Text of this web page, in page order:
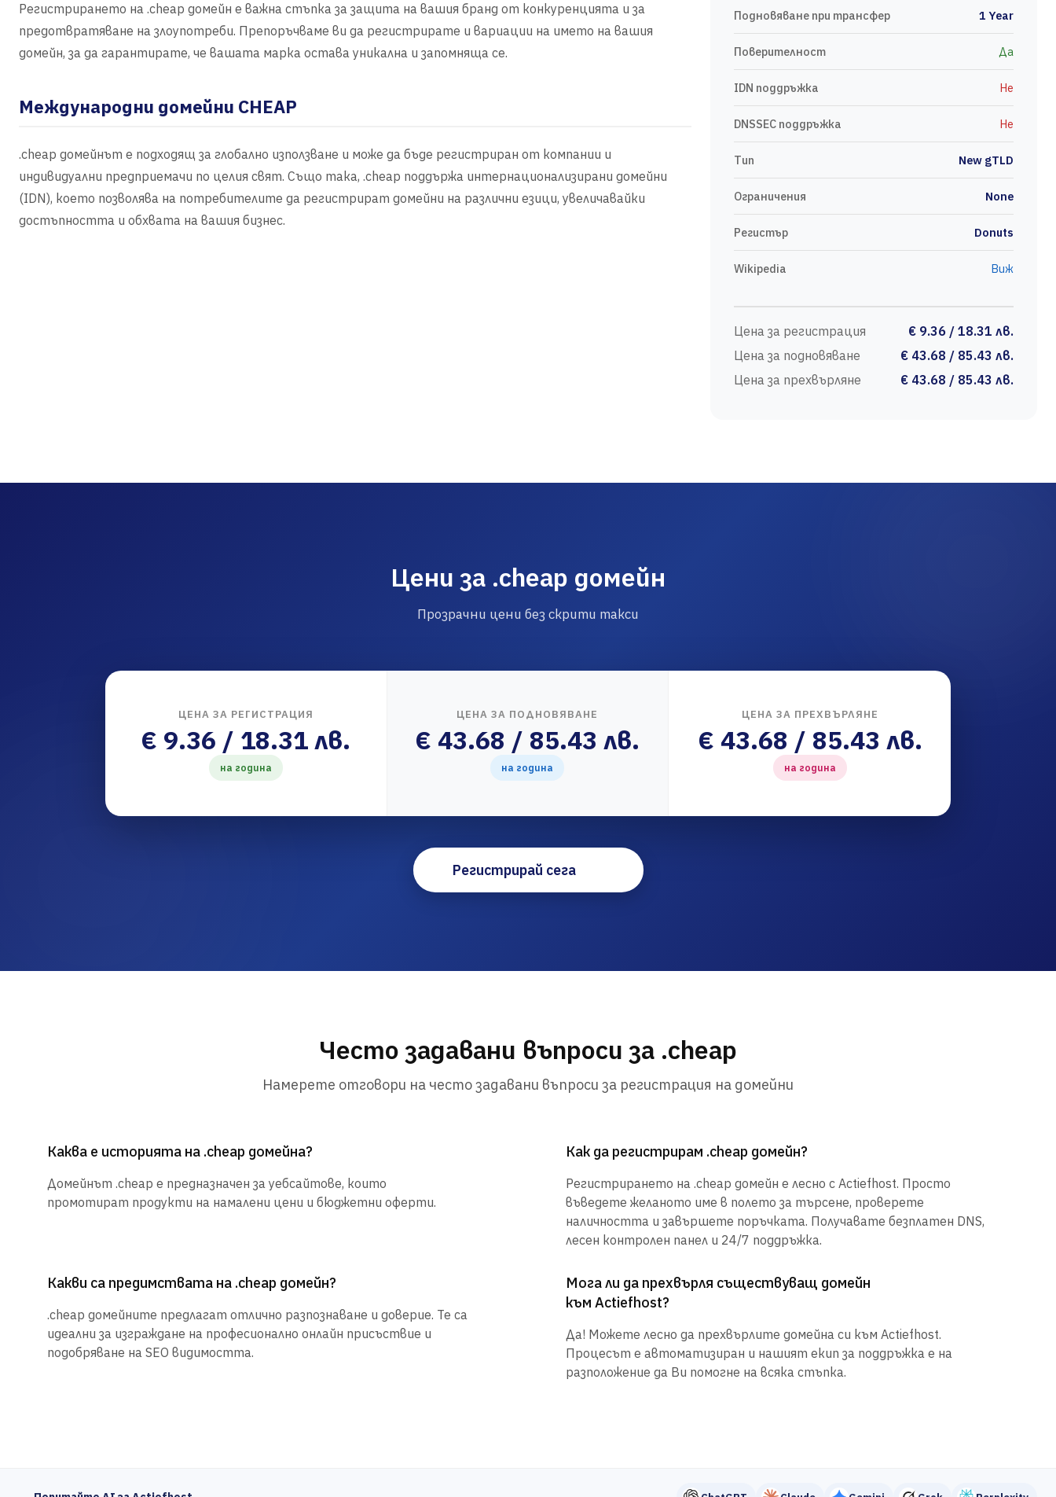
Регистрирането на .cheap домейн е важна стъпка за защита на вашия бранд от конкуренцията и за
предотвратяване на злоупотреби. Препоръчваме ви да регистрирате и вариации на името на вашия
домейн, за да гарантирате, че вашата марка остава уникална и запомняща се.
Международни домейни CHEAP
.cheap домейнът е подходящ за глобално използване и може да бъде регистриран от компании и
индивидуални предприемачи по целия свят. Също така, .cheap поддържа интернационализирани домейни
(IDN), което позволява на потребителите да регистрират домейни на различни езици, увеличавайки
достъпността и обхвата на вашия бизнес.
Подновяване при трансфер 1 Year
Поверителност Да
IDN поддръжка Не
DNSSEC поддръжка Не
Тип New gTLD
Ограничения None
Регистър Donuts
Wikipedia Виж
Цена за регистрация
€ 9.36 / 18.31 лв.
Цена за подновяване
€ 43.68 / 85.43 лв.
Цена за прехвърляне
€ 43.68 / 85.43 лв.
Цени за .cheap домейн
Прозрачни цени без скрити такси
ЦЕНА ЗА РЕГИСТРАЦИЯ
€ 9.36 / 18.31 лв.
на година
ЦЕНА ЗА ПОДНОВЯВАНЕ
€ 43.68 / 85.43 лв.
на година
ЦЕНА ЗА ПРЕХВЪРЛЯНЕ
€ 43.68 / 85.43 лв.
на година
Регистрирай сега
Често задавани въпроси за .cheap
Намерете отговори на често задавани въпроси за регистрация на домейни
Каква е историята на .cheap домейна?
Домейнът .cheap е предназначен за уебсайтове, които
промотират продукти на намалени цени и бюджетни оферти.
Как да регистрирам .cheap домейн?
Регистрирането на .cheap домейн е лесно с Actiefhost. Просто
въведете желаното име в полето за търсене, проверете
наличността и завършете поръчката. Получавате безплатен DNS,
лесен контролен панел и 24/7 поддръжка.
Какви са предимствата на .cheap домейн?
.cheap домейните предлагат отлично разпознаване и доверие. Те са
идеални за изграждане на професионално онлайн присъствие и
подобряване на SEO видимостта.
Мога ли да прехвърля съществуващ домейн
към Actiefhost?
Да! Можете лесно да прехвърлите домейна си към Actiefhost.
Процесът е автоматизиран и нашият екип за поддръжка е на
разположение да Ви помогне на всяка стъпка.